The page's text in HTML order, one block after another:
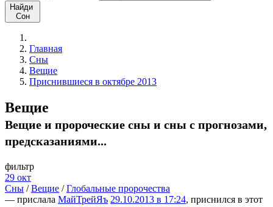
Найди
Сон
Главная
Сны
Вещие
Приснившиеся в октябре 2013
Вещие
Вещие и пророческие сны и сны с прогнозами,
предсказаниями...
фильтр
29 окт
Сны /Вещие /Глобальные пророчества
— прислала МайТрейЯъ 29.10.2013 в 17:24, приснился в этот